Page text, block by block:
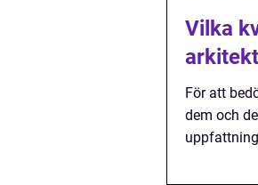
Vilka
För att
dem och